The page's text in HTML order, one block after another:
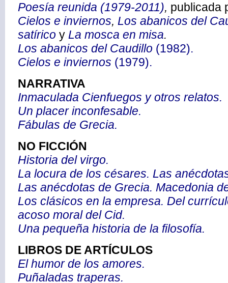
Poesía reunida (1979-2011), publicada
Cielos e inviernos, Los abanicos del
satírico y La mosca en misa.
Los abanicos del Caudillo (1982).
Cielos e inviernos (1979).
NARRATIVA
Inmaculada Cienfuegos y otros relatos.
Un placer inconfesable.
Fábulas de Grecia.
NO FICCIÓN
Historia del virgo.
La locura de los césares. Las
Las anécdotas de Grecia. Macedonia
Los clásicos en la empresa. Del
acoso moral del Cid.
Una pequeña historia de la filosofía.
LIBROS DE ARTÍCULOS
El humor de los amores.
Puñaladas traperas.